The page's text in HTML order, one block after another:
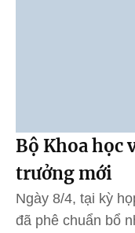
Bộ Khoa học
trưởng mới
Ngày 8/4, tại kỳ
đã phê chuẩn bổ